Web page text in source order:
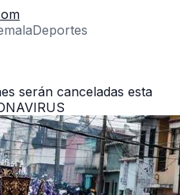
Deportes
serán canceladas esta